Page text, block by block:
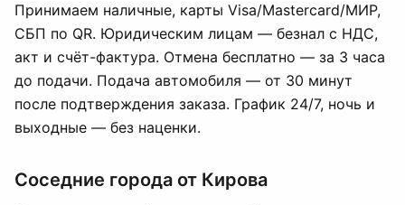
Принимаем наличные, карты Visa/Mastercard/МИР,
СБП по QR. Юридическим лицам — безнал с НДС,
акт и счёт-фактура. Отмена бесплатно — за 3 часа
до подачи. Подача автомобиля — от 30 минут
после подтверждения заказа. График 24/7, ночь и
выходные — без наценки.
Соседние города от Кирова